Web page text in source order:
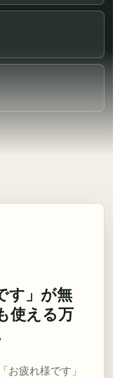
す」が無
使える万
お疲れ様です」